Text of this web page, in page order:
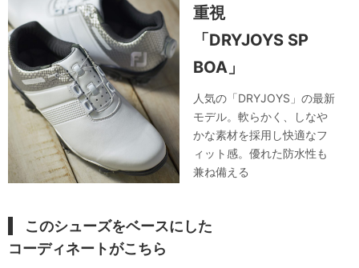
重視
「DRYJOYS SP
BOA」
人気の「DRYJOYS」の最新
モデル。軟らかく、しなや
かな素材を採用し快適なフ
ィット感。優れた防水性も
兼ね備える
このシューズをベースにした
コーディネートがこちら